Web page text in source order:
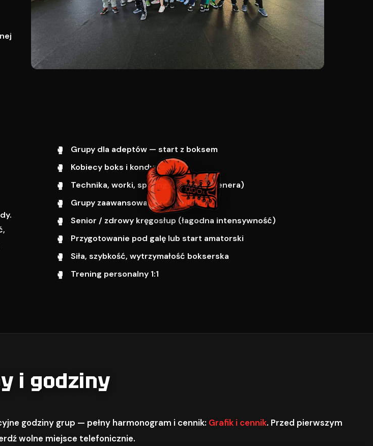
Grupy dla adeptów — start z boksem
Kobiecy boks i kondycja
Technika, worki, sparing (za zgodą trenera)
Grupy zaawansowane i zawodnicy
Senior / zdrowy kręgosłup (łagodna intensywność)
Przygotowanie pod galę lub start amatorski
Siła, szybkość, wytrzymałość bokserska
Trening personalny 1:1
i godziny
godziny grup — pełny harmonogram i cennik: Grafik i cennik. Przed pierwszym
wolne miejsce telefonicznie.